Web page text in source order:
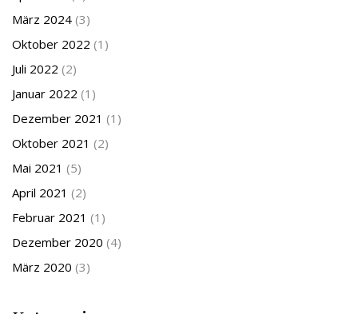
März 2024 (3)
Oktober 2022 (1)
Juli 2022 (2)
Januar 2022 (1)
Dezember 2021 (1)
Oktober 2021 (2)
Mai 2021 (5)
April 2021 (2)
Februar 2021 (1)
Dezember 2020 (4)
März 2020 (3)